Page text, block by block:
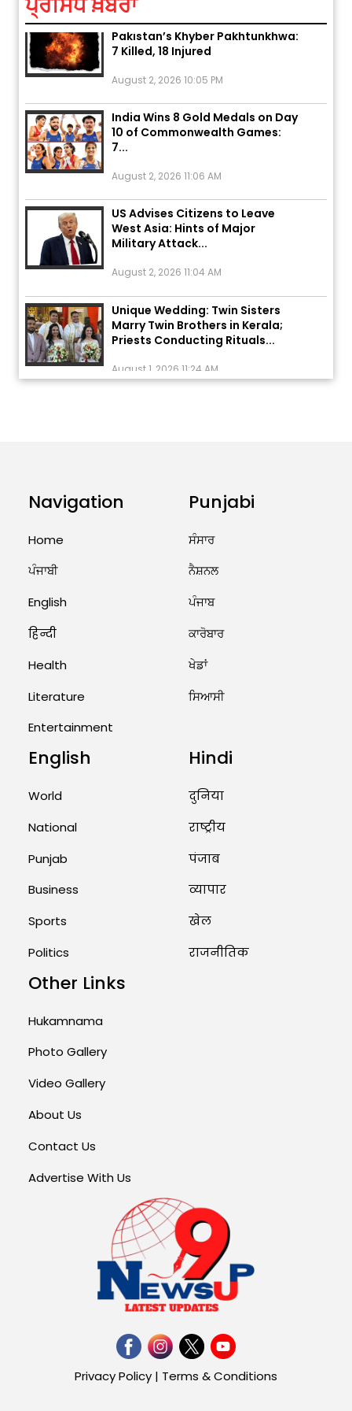
Explosion During Peace Rally in
Pakistan’s Khyber Pakhtunkhwa:
7 Killed, 18 Injured
India Wins 8 Gold Medals on Day
10 of Commonwealth Games:
7...
US Advises Citizens to Leave
West Asia: Hints of Major
Military Attack...
Unique Wedding: Twin Sisters
Marry Twin Brothers in Kerala;
Priests Conducting Rituals...
7 Killed, 18 Injured
India Wins 8 Gold Medals on Day
August 2, 2026 11:06 AM
US Advises Citizens to Leave
Military Attack...
Unique Wedding: Twin Sisters
Priests Conducting Rituals...
August 1, 2026 11:24 AM
Navigation
Home
ਪੰਜਾਬੀ
English
हिन्दी
Health
Literature
Entertainment
Punjabi
ਸੰਸਾਰ
ਨੈਸ਼ਨਲ
ਪੰਜਾਬ
ਕਾਰੋਬਾਰ
ਖੇਡਾਂ
ਸਿਆਸੀ
English
World
National
Punjab
Business
Sports
Politics
Hindi
दुनिया
राष्ट्रीय
पंजाब
व्यापार
खेल
राजनीतिक
Other Links
Hukamnama
Photo Gallery
Video Gallery
About Us
Contact Us
Advertise With Us
Privacy Policy | Terms & Conditions